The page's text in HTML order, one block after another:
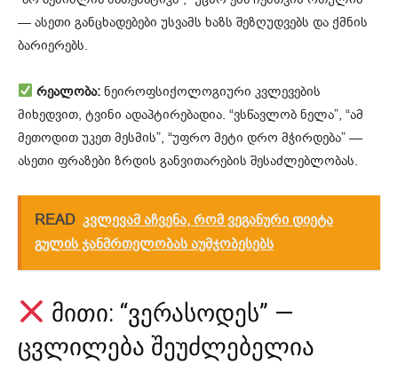
— ასეთი განცხადებები უსვამს ხაზს შეზღუდვებს და ქმნის
ბარიერებს.
რეალობა: ნეიროფსიქოლოგიური კვლევების
მიხედვით, ტვინი ადაპტირებადია. “ვსწავლობ ნელა”, “ამ
მეთოდით უკეთ მესმის”, “უფრო მეტი დრო მჭირდება” —
ასეთი ფრაზები ზრდის განვითარების შესაძლებლობას.
READ კვლევამ აჩვენა, რომ ვეგანური დიეტა
გულის ჯანმრთელობას აუმჯობესებს
მითი: “ვერასოდეს” —
ცვლილება შეუძლებელია